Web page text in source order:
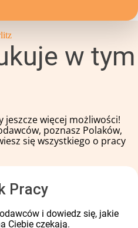
w tym
więcej możliwości!
poznasz Polaków,
się wszystkiego o pracy
Pracy
i dowiedz się, jakie
Ciebie czekają.